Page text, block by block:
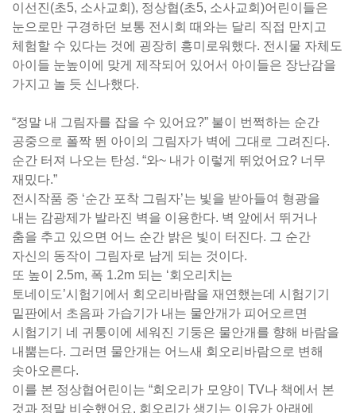
이선진(초5, 소사교회), 정상협(초5, 소사교회)어린이들은
눈으로만 구경하던 보통 전시회 때와는 달리 직접 만지고
체험할 수 있다는 것에 굉장히 흥미로워했다. 전시물 자체도
아이들 눈높이에 맞게 제작되어 있어서 아이들은 장난감을
가지고 놀 듯 신나했다.
“정말 내 그림자를 잡을 수 있어요?” 불이 번쩍하는 순간
공중으로 폴짝 뛴 아이의 그림자가 벽에 그대로 그려진다.
순간 터져 나오는 탄성. “와~ 내가 이렇게 뛰었어요? 너무
재밌다.”
전시작품 중 ‘순간 포착 그림자’는 빛을 받아들여 형광을
내는 감광제가 발라진 벽을 이용한다. 벽 앞에서 뛰거나
춤을 추고 있으면 어느 순간 밝은 빛이 터진다. 그 순간
자신의 동작이 그림자로 남게 되는 것이다.
또 높이 2.5m, 폭 1.2m 되는 ‘회오리치는
토네이도’시험기에서 회오리바람을 재연했는데 시험기기
밑판에서 초음파 가습기가 내는 물안개가 피어오르면
시험기기 네 귀퉁이에 세워진 기둥은 물안개를 향해 바람을
내뿜는다. 그러면 물안개는 어느새 회오리바람으로 변해
솟아오른다.
이를 본 정상협어린이는 “회오리가 모양이 TV나 책에서 본
것과 정말 비슷했어요. 회오리가 생기는 이유가 아래에